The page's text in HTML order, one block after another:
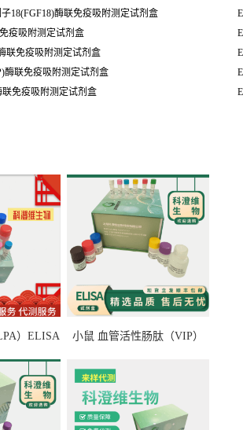
18(FGF18)酶联免疫吸附测定试剂盒
疫吸附测定试剂盒
联免疫吸附测定试剂盒
酶联免疫吸附测定试剂盒
联免疫吸附测定试剂盒
）ELISA
小鼠 血管活性肠肽（VIP）